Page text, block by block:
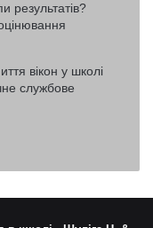
результатів?
вікон у школі
службове